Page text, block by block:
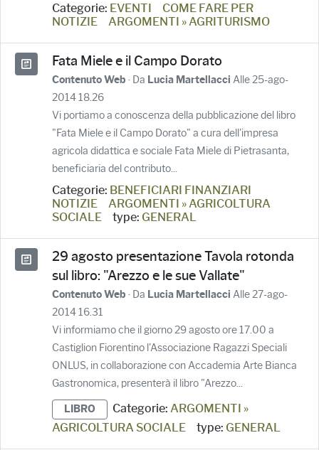
Categorie: EVENTI
COME FARE PER
NOTIZIE
ARGOMENTI » AGRITURISMO
Fata Miele e il Campo Dorato
Contenuto Web · Da Lucia Martellacci Alle 25-ago-
2014 18.26
Vi portiamo a conoscenza della pubblicazione del libro
"Fata Miele e il Campo Dorato" a cura dell'impresa
agricola didattica e sociale Fata Miele di Pietrasanta,
beneficiaria del contributo...
Categorie: BENEFICIARI FINANZIARI
NOTIZIE
ARGOMENTI » AGRICOLTURA
SOCIALE
type: GENERAL
29 agosto presentazione Tavola rotonda
sul libro: "Arezzo e le sue Vallate"
Contenuto Web · Da Lucia Martellacci Alle 27-ago-
2014 16.31
Vi informiamo che il giorno 29 agosto ore 17.00 a
Castiglion Fiorentino l'Associazione Ragazzi Speciali
ONLUS, in collaborazione con Accademia Arte Bianca
Gastronomica, presenterà il libro "Arezzo...
LIBRO Categorie: ARGOMENTI »
AGRICOLTURA SOCIALE
type: GENERAL